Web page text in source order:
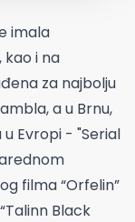
imala
kao i na
za najbolju
a u Brnu,
Evropi - "Serial
filma “Orfelin”
Black